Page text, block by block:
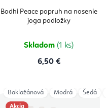
Bodhi Peace popruh na nosenie
joga podložky
Skladom (1 ks)
6,50 €
Akcia
Baklažánová Modrá Šedá